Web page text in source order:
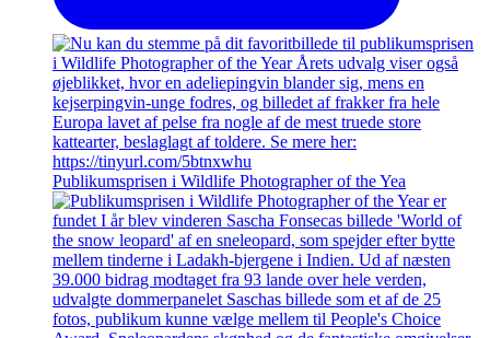
Publikumsprisen i Wildlife Photographer of the Yea